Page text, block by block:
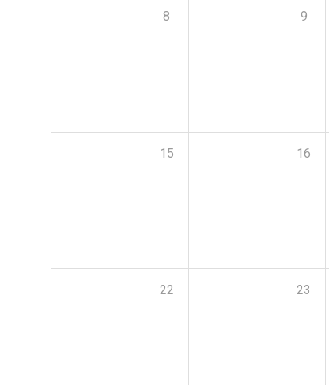
8 9
15 16
22 23